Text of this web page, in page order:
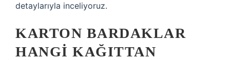
detaylarıyla inceliyoruz.
KARTON BARDAKLAR
HANGI KAĞITTAN